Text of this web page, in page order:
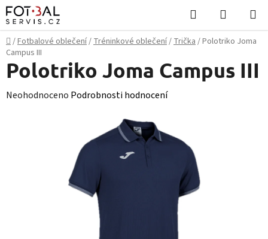
Přejít
na
obsah
Hledat
KOŠÍK
Domů
/Fotbalové oblečení/Tréninkové oblečení/Trička/Polotriko Joma
Campus III
Polotriko Joma Campus III
Průměrné
Neohodnoceno Podrobnosti hodnocení